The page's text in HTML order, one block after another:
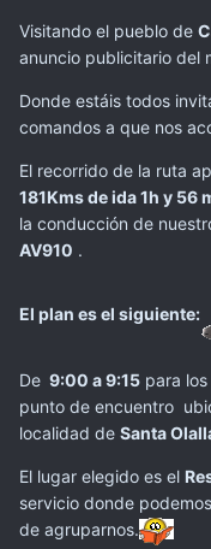
Visitando el pueblo de
anuncio publicitario del
Donde estáis todos
comandos a que nos
El recorrido de la ruta
181Kms de ida 1h y 56
la conducción de
AV910 .
El plan es el siguiente:
De 9:00 a 9:15 para
punto de encuentro
localidad de Santa
El lugar elegido es el
servicio donde
de agruparnos.